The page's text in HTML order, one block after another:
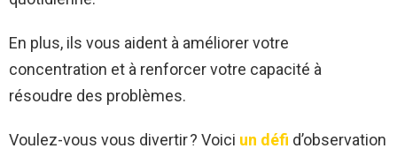
En plus, ils vous aident à améliorer votre
concentration et à renforcer votre capacité à
résoudre des problèmes.
Voulez-vous vous divertir ? Voici un défi d’observation